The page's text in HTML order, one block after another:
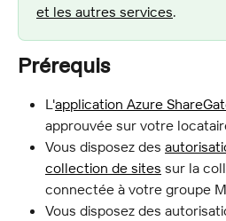
et les autres services.
Prérequis
L'application Azure
approuvée sur votre
Vous disposez des
collection de sites sur la
connectée à votre groupe
Vous disposez des